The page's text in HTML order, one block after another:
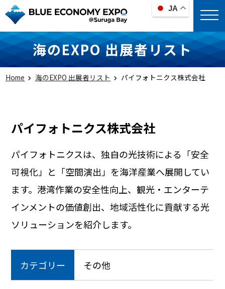
海のEXPO 出展者リスト
Home 海のEXPO 出展者リスト パイフォトニクス株式会社
パイフォトニクス株式会社
パイフォトニクスは、独自の光技術による「安全
可視化」と「空間演出」を海洋産業へ展開してい
ます。港湾作業の安全性向上、観光・エンターテ
インメントの価値創出、地域活性化に貢献する光
ソリューションを紹介します。
カテゴリー その他
JA